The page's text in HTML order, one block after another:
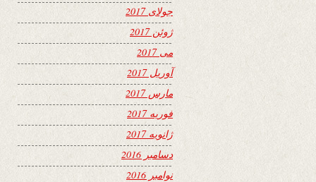
جولای 2017
ژوئن 2017
می 2017
آوریل 2017
مارس 2017
فوریه 2017
ژانویه 2017
دسامبر 2016
نوامبر 2016